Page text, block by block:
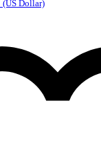
(US Dollar)